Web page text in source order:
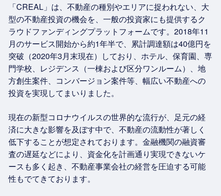
「CREAL」は、不動産の種別やエリアに捉われない、大
型の不動産投資の機会を、一般の投資家にも提供するク
ラウドファンディングプラットフォームです。2018年11
月のサービス開始から約1年半で、累計調達額は40億円を
突破（2020年3月末現在）しており、ホテル、保育園、専
門学校、レジデンス（一棟および区分ワンルーム）、地
方創生案件、コンバージョン案件等、幅広い不動産への
投資を実現してまいりました。
現在の新型コロナウイルスの世界的な流行が、足元の経
済に大きな影響を及ぼす中で、不動産の流動性が著しく
低下することが想定されております。金融機関の融資審
査の遅延などにより、資金化を計画通り実現できないケ
ースも多く起き、不動産事業会社の経営を圧迫する可能
性もでてきております。